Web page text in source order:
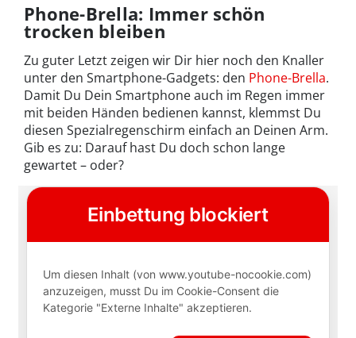
Phone-Brella: Immer schön
trocken bleiben
Zu guter Letzt zeigen wir Dir hier noch den Knaller
unter den Smartphone-Gadgets: den Phone-Brella.
Damit Du Dein Smartphone auch im Regen immer
mit beiden Händen bedienen kannst, klemmst Du
diesen Spezialregenschirm einfach an Deinen Arm.
Gib es zu: Darauf hast Du doch schon lange
gewartet – oder?